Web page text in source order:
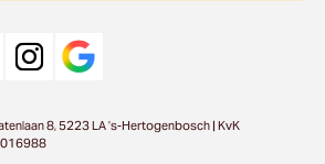
8, 5223 LA ’s-Hertogenbosch | KvK